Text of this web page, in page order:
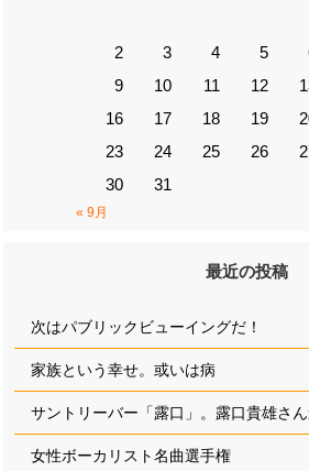
2
3 4 5
9
10 11 12
16
17 18 19
23
24 25 26
30
31
« 9月
最近の投稿
次はパブリックビューイングだ！
家族という幸せ。或いは病
サントリーバー「露口」。露口貴雄さん
女性ボーカリスト名曲選手権